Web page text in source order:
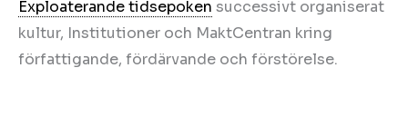
Exploaterande tidsepoken successivt organiserat
kultur, Institutioner och MaktCentran kring
författigande, fördärvande och förstörelse.